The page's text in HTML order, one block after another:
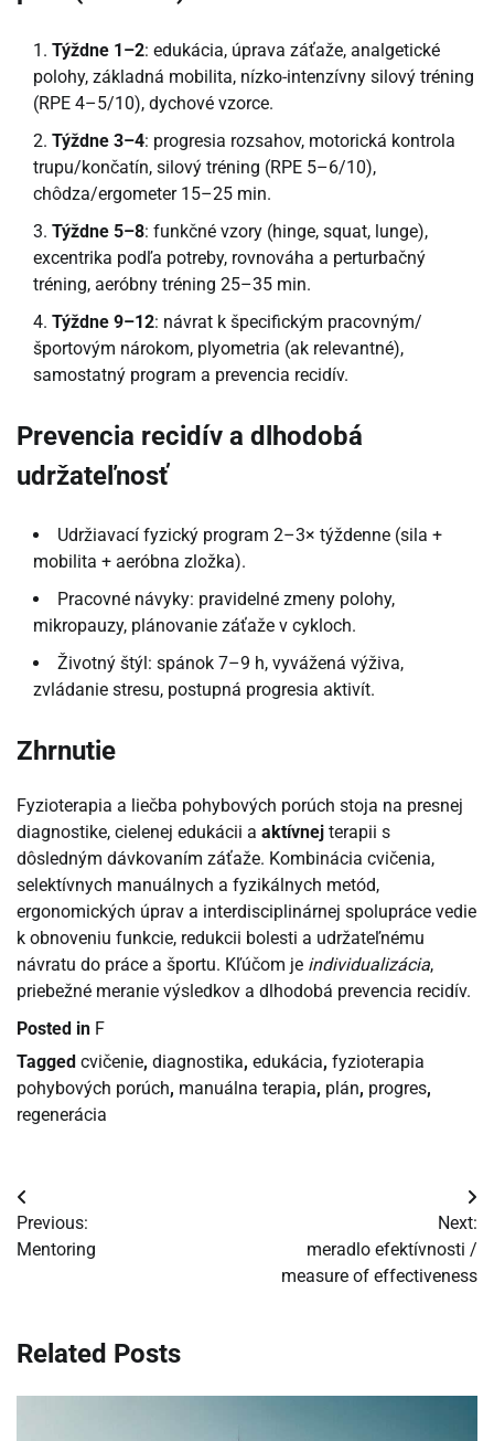
Týždne 1–2: edukácia, úprava záťaže, analgetické
polohy, základná mobilita, nízko-intenzívny silový tréning
(RPE 4–5/10), dychové vzorce.
Týždne 3–4: progresia rozsahov, motorická kontrola
trupu/končatín, silový tréning (RPE 5–6/10),
chôdza/ergometer 15–25 min.
Týždne 5–8: funkčné vzory (hinge, squat, lunge),
excentrika podľa potreby, rovnováha a perturbačný
tréning, aeróbny tréning 25–35 min.
Týždne 9–12: návrat k špecifickým pracovným/
športovým nárokom, plyometria (ak relevantné),
samostatný program a prevencia recidív.
Prevencia recidív a dlhodobá
udržateľnosť
Udržiavací fyzický program 2–3× týždenne (sila +
mobilita + aeróbna zložka).
Pracovné návyky: pravidelné zmeny polohy,
mikropauzy, plánovanie záťaže v cykloch.
Životný štýl: spánok 7–9 h, vyvážená výživa,
zvládanie stresu, postupná progresia aktivít.
Zhrnutie
Fyzioterapia a liečba pohybových porúch stoja na presnej
diagnostike, cielenej edukácii a aktívnej terapii s
dôsledným dávkovaním záťaže. Kombinácia cvičenia,
selektívnych manuálnych a fyzikálnych metód,
ergonomických úprav a interdisciplinárnej spolupráce vedie
k obnoveniu funkcie, redukcii bolesti a udržateľnému
návratu do práce a športu. Kľúčom je individualizácia,
priebežné meranie výsledkov a dlhodobá prevencia recidív.
Posted in F
Tagged cvičenie, diagnostika, edukácia, fyzioterapia
pohybových porúch, manuálna terapia, plán, progres,
regenerácia
Navigácia
v
Previous:
Mentoring
Next:
meradlo efektívnosti /
measure of effectiveness
Related Posts